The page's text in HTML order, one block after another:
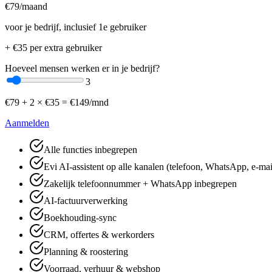
€79/maand
voor je bedrijf, inclusief 1e gebruiker
+ €35 per extra gebruiker
Hoeveel mensen werken er in je bedrijf?
3
€79 + 2 × €35 = €149/mnd
Aanmelden
Alle functies inbegrepen
Evi AI-assistent op alle kanalen (telefoon, WhatsApp, e-
Zakelijk telefoonnummer + WhatsApp inbegrepen
AI-factuurverwerking
Boekhouding-sync
CRM, offertes & werkorders
Planning & roostering
Voorraad, verhuur & webshop